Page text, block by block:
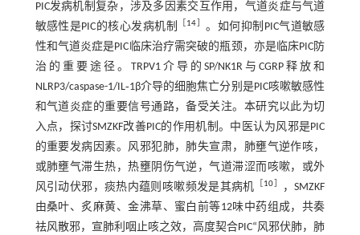
PIC发病机制复杂，涉及多因素交互作用，气道炎症与气道
敏感性是PIC的核心发病机制
14
。如何抑制PIC气道敏感
性和气道炎症是PIC临床治疗需突破的瓶颈，亦是临床PIC防
治的重要途径。TRPV1介导的SP/NK1R与CGRP释放和
NLRP3/caspase-1/IL‑1β介导的细胞焦亡分别是PIC咳嗽敏感性
和气道炎症的重要信号通路，备受关注。本研究以此为切
入点，探讨SMZKF改善PIC的作用机制。中医认为风邪是PIC
的重要发病因素。风邪犯肺，肺失宣肃，肺壅气逆作咳，
或肺壅气滞生热，热壅阴伤气逆，气道滞涩而咳嗽，或外
风引动伏邪，痰热内蕴则咳嗽频发是其病机
10
，SMZKF
由桑叶、炙麻黄、金沸草、蜜白前等12味中药组成，共奏
祛风散邪，宣肺利咽止咳之效，高度契合PIC“风邪伏肺，肺